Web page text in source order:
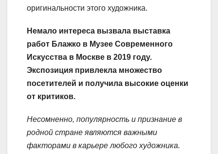
оригинальности этого художника.
Немало интереса вызвала выставка
работ Блажко в Музее Современного
Искусства в Москве в 2019 году.
Экспозиция привлекла множество
посетителей и получила высокие оценки
от критиков.
Несомненно, популярность и признание в
родной стране являются важными
факторами в карьере любого художника.